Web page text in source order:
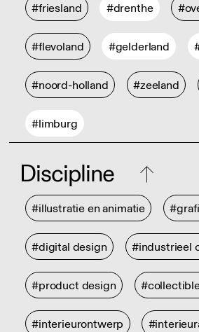
#friesland #drenthe
#flevoland #gelderland
#noord-holland #zeeland
#limburg
Discipline
#illustratie en animatie
#digital design #industrieel
#product design
#interieurontwerp